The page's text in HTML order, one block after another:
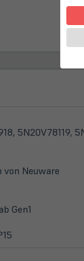
5N20V78119,
von Neuware
Gen1